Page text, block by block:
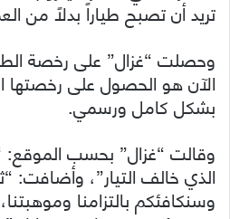
تريد أن تصبح طياراً بدلاً من
وحصلت “غزال” على رخصة
الآن هو الحصول على رخصتها
بشكل كامل ورسمي.
وقالت “غزال” بحسب الموقع:
الذي خالف التيار”، وأضافت:
وسنكافئكم بالتزامنا